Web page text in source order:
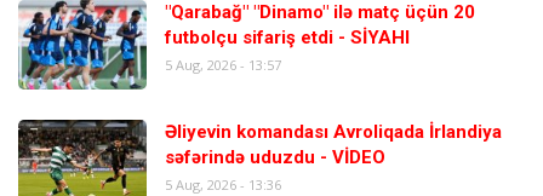
"Qarabağ" "Dinamo" ilə matç üçün 20
futbolçu sifariş etdi - SİYAHI
5 Aug, 2026 - 13:57
Əliyevin komandası Avroliqada İrlandiya
səfərində uduzdu - VİDEO
5 Aug, 2026 - 13:36